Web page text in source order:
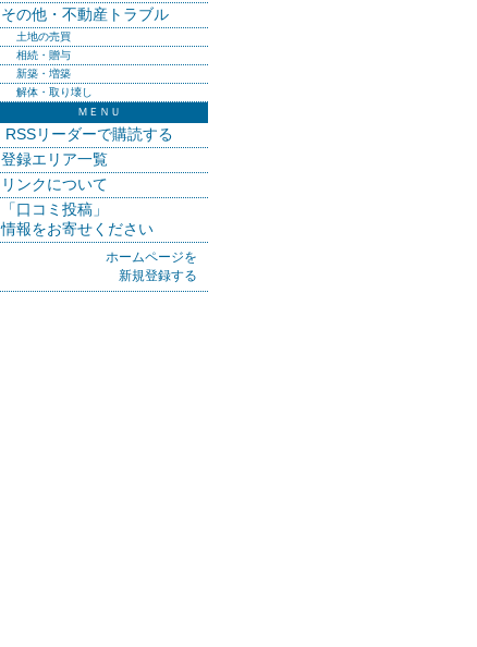
その他・不動産トラブル
土地の売買
相続・贈与
新築・増築
解体・取り壊し
ＭＥＮＵ
RSSリーダーで購読する
登録エリア一覧
リンクについて
「口コミ投稿」
情報をお寄せください
ホームページを
新規登録する